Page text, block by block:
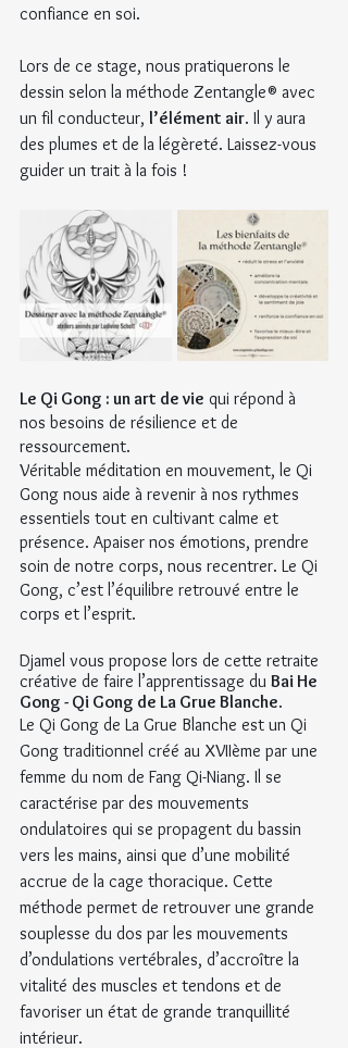
confiance en soi.
Lors de ce stage, nous pratiquerons le
dessin selon la méthode Zentangle® avec
un fil conducteur, l’élément air. Il y aura
des plumes et de la légèreté. Laissez-vous
guider un trait à la fois !
Le Qi Gong : un art de vie qui répond à
nos besoins de résilience et de
ressourcement.
Véritable méditation en mouvement, le Qi
Gong nous aide à revenir à nos rythmes
essentiels tout en cultivant calme et
présence. Apaiser nos émotions, prendre
soin de notre corps, nous recentrer. Le Qi
Gong, c’est l’équilibre retrouvé entre le
corps et l’esprit.
Djamel vous propose lors de cette retraite
créative de faire l’apprentissage du Bai He
Gong - Qi Gong de La Grue Blanche.
Le Qi Gong de La Grue Blanche est un Qi
Gong traditionnel créé au XVIIème par une
femme du nom de Fang Qi-Niang. Il se
caractérise par des mouvements
ondulatoires qui se propagent du bassin
vers les mains, ainsi que d’une mobilité
accrue de la cage thoracique. Cette
méthode permet de retrouver une grande
souplesse du dos par les mouvements
d’ondulations vertébrales, d’accroître la
vitalité des muscles et tendons et de
favoriser un état de grande tranquillité
intérieur.